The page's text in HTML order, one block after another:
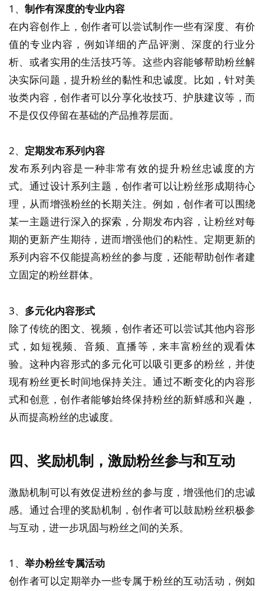
1、 制作有深度的专业内容
在内容创作上，创作者可以尝试制作一些有深度、有价
值的专业内容，例如详细的产品评测、深度的行业分
析、或者实用的生活技巧等。这些内容能够帮助粉丝解
决实际问题，提升粉丝的黏性和忠诚度。比如，针对美
妆类内容，创作者可以分享化妆技巧、护肤建议等，而
不是仅仅停留在基础的产品推荐层面。
2、 定期发布系列内容
发布系列内容是一种非常有效的提升粉丝忠诚度的方
式。通过设计系列主题，创作者可以让粉丝形成期待心
理，从而增强粉丝的长期关注。例如，创作者可以围绕
某一主题进行深入的探索，分期发布内容，让粉丝对每
期的更新产生期待，进而增强他们的粘性。定期更新的
系列内容不仅能提高粉丝的参与度，还能帮助创作者建
立固定的粉丝群体。
3、 多元化内容形式
除了传统的图文、视频，创作者还可以尝试其他内容形
式，如短视频、音频、直播等，来丰富粉丝的观看体
验。这种内容形式的多元化可以吸引更多的粉丝，并使
现有粉丝更长时间地保持关注。通过不断变化的内容形
式和创意，创作者能够始终保持粉丝的新鲜感和兴趣，
从而提高粉丝的忠诚度。
四、奖励机制，激励粉丝参与和互动
激励机制可以有效促进粉丝的参与度，增强他们的忠诚
感。通过合理的奖励机制，创作者可以鼓励粉丝积极参
与互动，进一步巩固与粉丝之间的关系。
1、 举办粉丝专属活动
创作者可以定期举办一些专属于粉丝的互动活动，例如